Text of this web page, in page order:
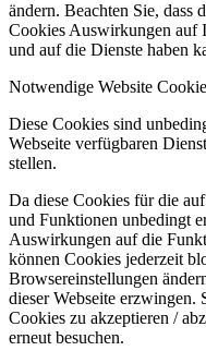
ändern. Beachten Sie, dass
Cookies Auswirkungen auf
und auf die Dienste haben
Notwendige Website
Diese Cookies sind
Webseite verfügbaren
stellen.
Da diese Cookies für die
und Funktionen unbedingt
Auswirkungen auf die
können Cookies jederzeit
Browsereinstellungen
dieser Webseite erzwingen.
Cookies zu akzeptieren /
erneut besuchen.